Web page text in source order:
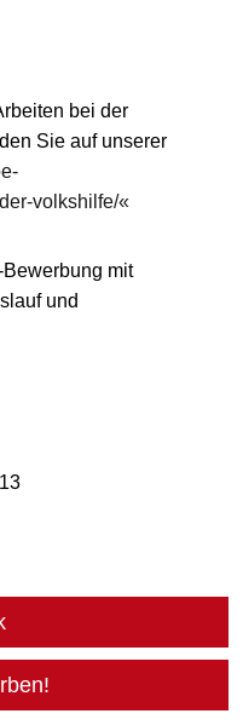
bei der
Sie auf unserer
volkshilfe/
mit
und